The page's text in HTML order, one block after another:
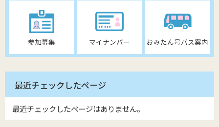
参加募集 マイナンバー おみたん号バス案内
最近チェックしたページ
最近チェックしたページはありません。